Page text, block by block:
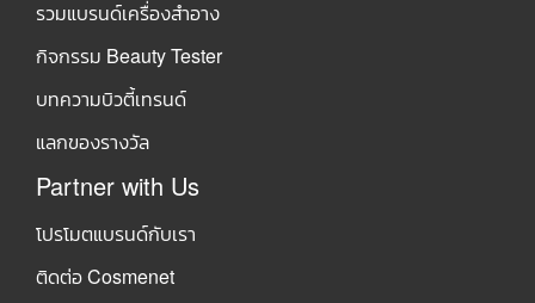
รวมแบรนด์เครื่องสำอาง
กิจกรรม Beauty Tester
บทความบิวตี้เทรนด์
แลกของรางวัล
Partner with Us
โปรโมตแบรนด์กับเรา
ติดต่อ Cosmenet